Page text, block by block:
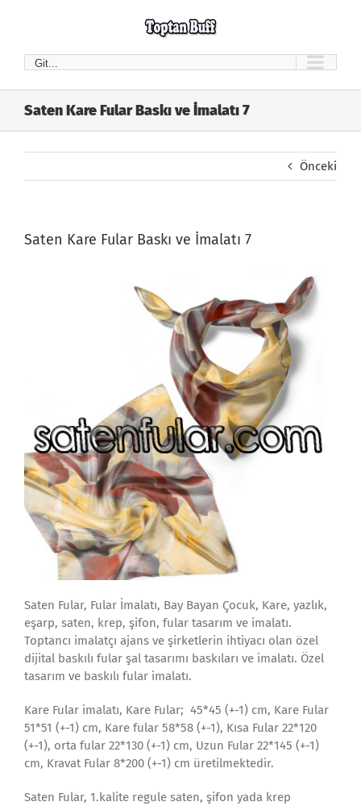
Git...
Saten Kare Fular Baskı ve İmalatı 7
Önceki
Saten Kare Fular Baskı ve İmalatı 7
Saten Fular, Fular İmalatı, Bay Bayan Çocuk, Kare, yazlık,
eşarp, saten, krep, şifon, fular tasarım ve imalatı.
Toptancı imalatçı ajans ve şirketlerin ihtiyacı olan özel
dijital baskılı fular şal tasarımı baskıları ve imalatı. Özel
tasarım ve baskılı fular imalatı.
Kare Fular imalatı, Kare Fular; 45*45 (+-1) cm, Kare Fular
51*51 (+-1) cm, Kare fular 58*58 (+-1), Kısa Fular 22*120
(+-1), orta fular 22*130 (+-1) cm, Uzun Fular 22*145 (+-1)
cm, Kravat Fular 8*200 (+-1) cm üretilmektedir.
Saten Fular, 1.kalite regule saten, şifon yada krep